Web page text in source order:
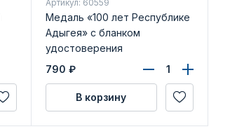
Артикул: 60559
Медаль «100 лет Республике
Адыгея» с бланком
удостоверения
790 ₽
В корзину